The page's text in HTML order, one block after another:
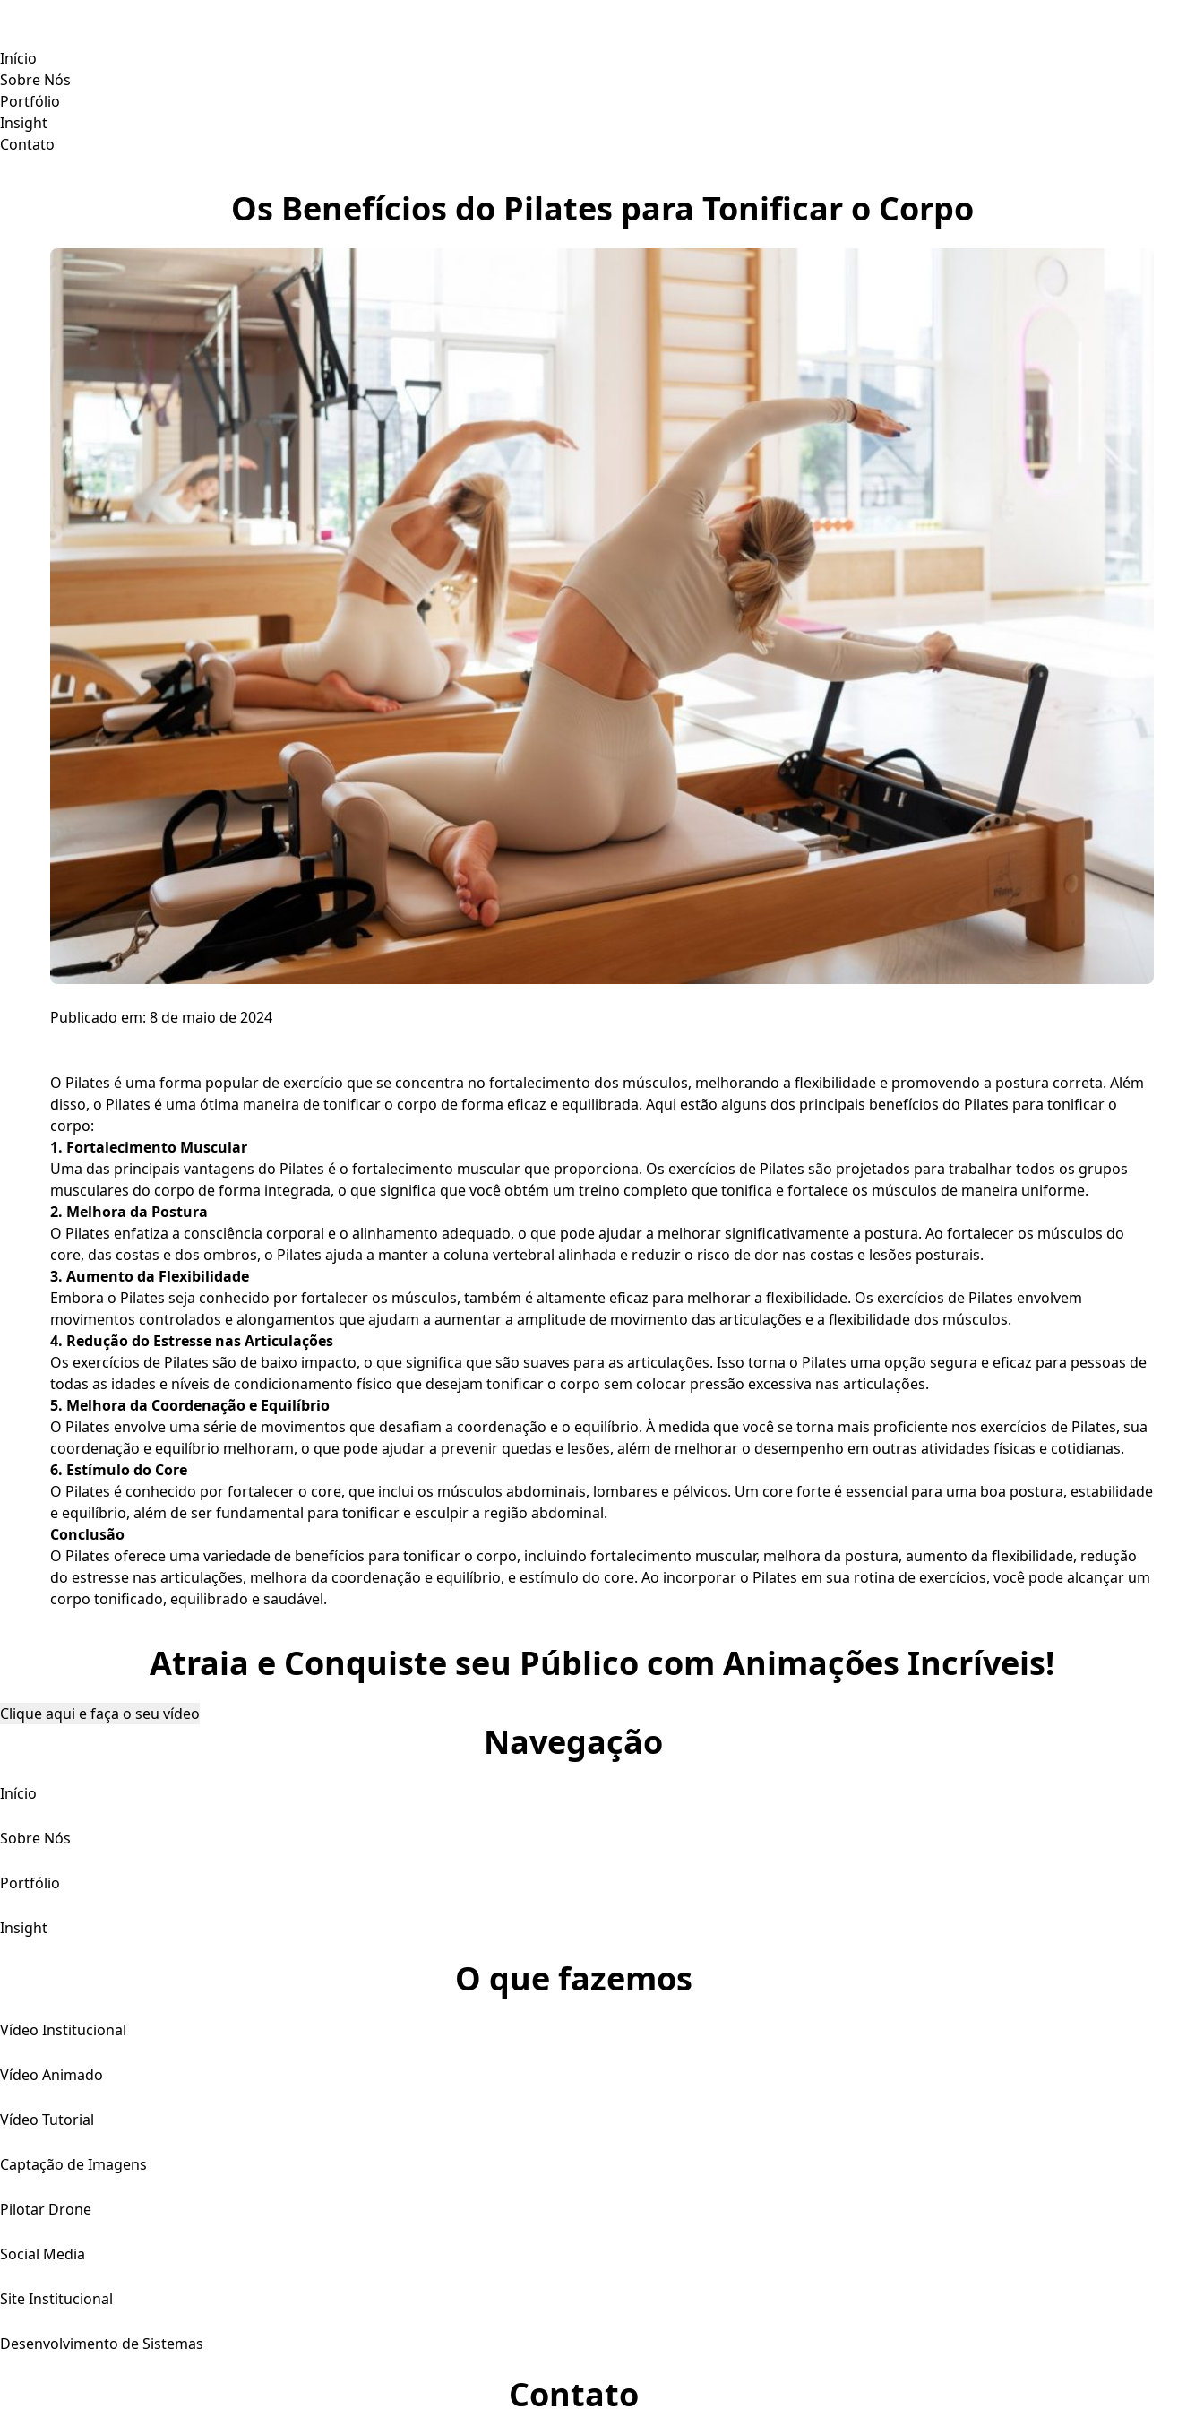
Início
Sobre Nós
Portfólio
Insight
Contato
Os Benefícios do Pilates para Tonificar o Corpo
Publicado em: 8 de maio de 2024
O Pilates é uma forma popular de exercício que se concentra no fortalecimento dos músculos, melhorando a flexibilidade e promovendo a postura correta. Além
disso, o Pilates é uma ótima maneira de tonificar o corpo de forma eficaz e equilibrada. Aqui estão alguns dos principais benefícios do Pilates para tonificar o
corpo:
1. Fortalecimento Muscular
Uma das principais vantagens do Pilates é o fortalecimento muscular que proporciona. Os exercícios de Pilates são projetados para trabalhar todos os grupos
musculares do corpo de forma integrada, o que significa que você obtém um treino completo que tonifica e fortalece os músculos de maneira uniforme.
2. Melhora da Postura
O Pilates enfatiza a consciência corporal e o alinhamento adequado, o que pode ajudar a melhorar significativamente a postura. Ao fortalecer os músculos do
core, das costas e dos ombros, o Pilates ajuda a manter a coluna vertebral alinhada e reduzir o risco de dor nas costas e lesões posturais.
3. Aumento da Flexibilidade
Embora o Pilates seja conhecido por fortalecer os músculos, também é altamente eficaz para melhorar a flexibilidade. Os exercícios de Pilates envolvem
movimentos controlados e alongamentos que ajudam a aumentar a amplitude de movimento das articulações e a flexibilidade dos músculos.
4. Redução do Estresse nas Articulações
Os exercícios de Pilates são de baixo impacto, o que significa que são suaves para as articulações. Isso torna o Pilates uma opção segura e eficaz para pessoas de
todas as idades e níveis de condicionamento físico que desejam tonificar o corpo sem colocar pressão excessiva nas articulações.
5. Melhora da Coordenação e Equilíbrio
O Pilates envolve uma série de movimentos que desafiam a coordenação e o equilíbrio. À medida que você se torna mais proficiente nos exercícios de Pilates, sua
coordenação e equilíbrio melhoram, o que pode ajudar a prevenir quedas e lesões, além de melhorar o desempenho em outras atividades físicas e cotidianas.
6. Estímulo do Core
O Pilates é conhecido por fortalecer o core, que inclui os músculos abdominais, lombares e pélvicos. Um core forte é essencial para uma boa postura, estabilidade
e equilíbrio, além de ser fundamental para tonificar e esculpir a região abdominal.
Conclusão
O Pilates oferece uma variedade de benefícios para tonificar o corpo, incluindo fortalecimento muscular, melhora da postura, aumento da flexibilidade, redução
do estresse nas articulações, melhora da coordenação e equilíbrio, e estímulo do core. Ao incorporar o Pilates em sua rotina de exercícios, você pode alcançar um
corpo tonificado, equilibrado e saudável.
Atraia e Conquiste seu Público com Animações Incríveis!
Clique aqui e faça o seu vídeo
Navegação
Início
Sobre Nós
Portfólio
Insight
O que fazemos
Vídeo Institucional
Vídeo Animado
Vídeo Tutorial
Captação de Imagens
Pilotar Drone
Social Media
Site Institucional
Desenvolvimento de Sistemas
Contato